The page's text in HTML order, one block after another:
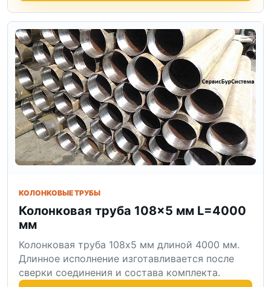
КОЛОНКОВЫЕ ТРУБЫ
Колонковая труба 108×5 мм L=4000
мм
Колонковая труба 108x5 мм длиной 4000 мм.
Длинное исполнение изготавливается после
сверки соединения и состава комплекта.